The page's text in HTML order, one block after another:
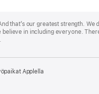
that’s our greatest strength.
in including everyone.
Applella